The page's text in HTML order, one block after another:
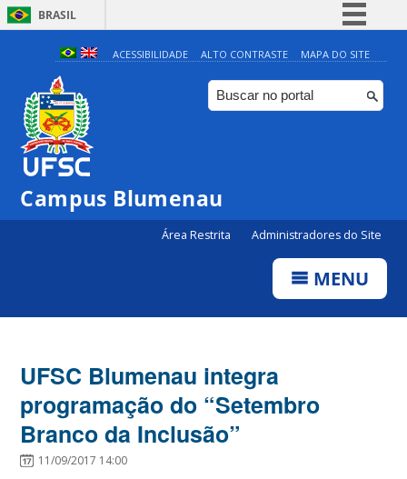
BRASIL
Simplifique!
Comunica BR
Participe
ACESSIBILIDADE ALTO CONTRASTE MAPA DO SITE
Campus Blumenau
Área Restrita Administradores do Site
MENU
UFSC Blumenau integra
programação do “Setembro
Branco da Inclusão”
11/09/2017 14:00